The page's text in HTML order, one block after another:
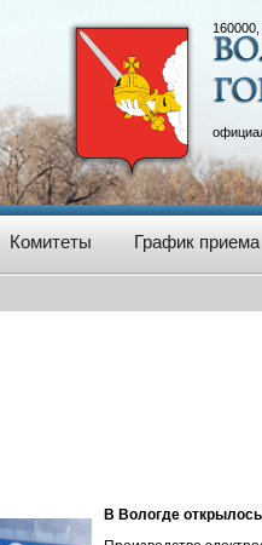
160000,
Комитеты График приема
В Вологде